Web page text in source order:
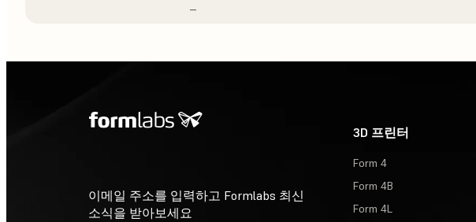
–
이메일 주소를 입력하고 Formlabs 최신
소식을 받아보세요
3D 프린터
Form 4
Form 4B
Form 4L